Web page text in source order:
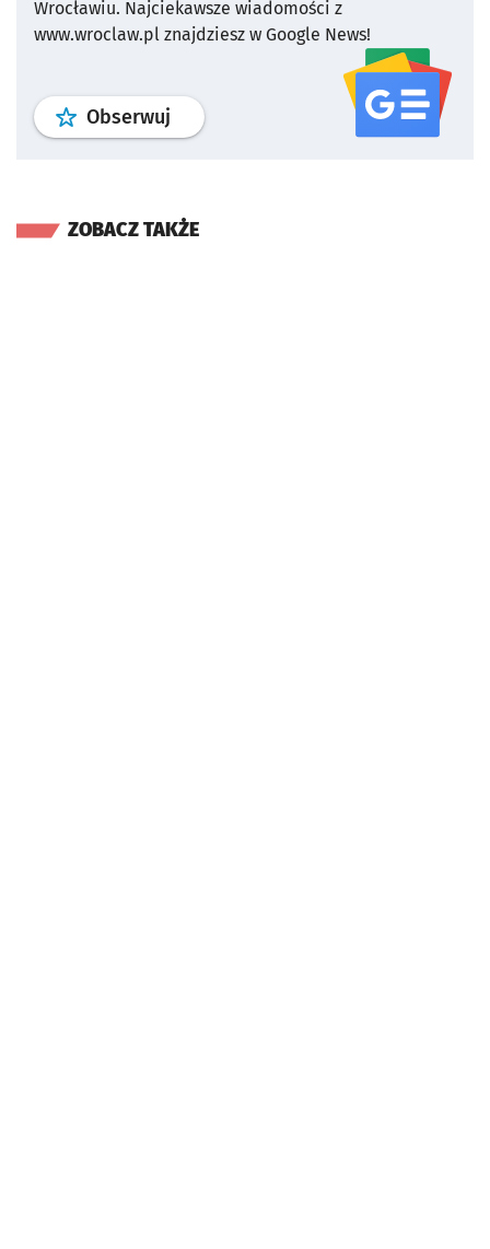
Wrocławiu. Najciekawsze wiadomości z
www.wroclaw.pl znajdziesz w Google News!
Obserwuj profil serwisu
ZOBACZ TAKŻE